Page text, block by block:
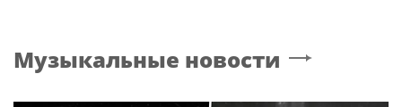
Музыкальные новости